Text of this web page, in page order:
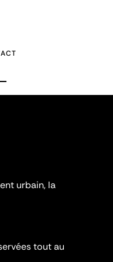
urbain, la
tout au